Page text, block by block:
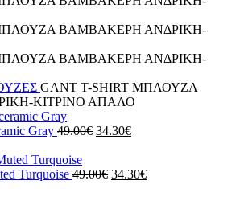
GANT T-SHIRT ΜΠΛΟΥΖΑ
ΚΙΤΡΙΝΟ ΑΠΑΛΟ
Gray 49.00€ Original
49.00€.
34.30€Η
είναι:
Turquoise 49.00€ Original
34.30€Η